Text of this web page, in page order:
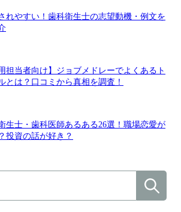
れやすい！歯科衛生士の志望動機・例文を
担当者向け】ジョブメドレーでよくあるト
とは？口コミから真相を調査！
生士・歯科医師あるある26選！職場恋愛が
投資の話が好き？